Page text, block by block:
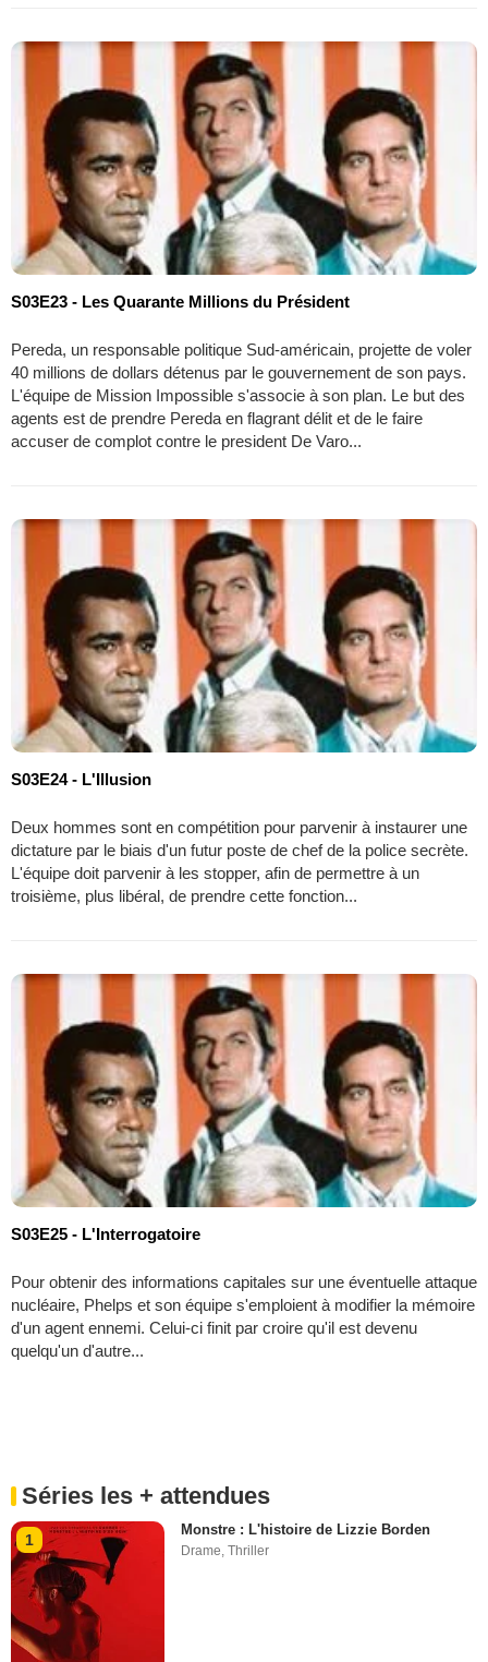
S03E23 - Les Quarante Millions du Président
Pereda, un responsable politique Sud-américain, projette de voler
40 millions de dollars détenus par le gouvernement de son pays.
L'équipe de Mission Impossible s'associe à son plan. Le but des
agents est de prendre Pereda en flagrant délit et de le faire
accuser de complot contre le president De Varo...
S03E24 - L'Illusion
Deux hommes sont en compétition pour parvenir à instaurer une
dictature par le biais d'un futur poste de chef de la police secrète.
L'équipe doit parvenir à les stopper, afin de permettre à un
troisième, plus libéral, de prendre cette fonction...
S03E25 - L'Interrogatoire
Pour obtenir des informations capitales sur une éventuelle attaque
nucléaire, Phelps et son équipe s'emploient à modifier la mémoire
d'un agent ennemi. Celui-ci finit par croire qu'il est devenu
quelqu'un d'autre...
Séries les + attendues
1
Monstre : L'histoire de Lizzie Borden
Drame ,Thriller